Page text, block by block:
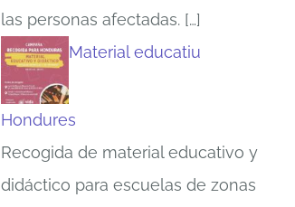
Asamblea
general 2025
las personas afectadas.[…]
Material educatiu
Hondures
Recogida de material educativo y
didáctico para escuelas de zonas